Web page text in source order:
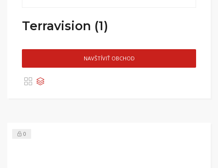
Terravision (1)
NAVŠTÍVIŤ OBCHOD
0